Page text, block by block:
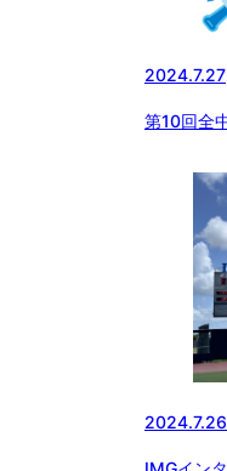
2024.7.27
第10回全
2024.7.26